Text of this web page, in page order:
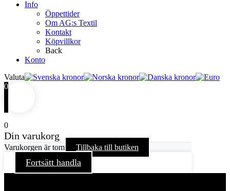
Info
Öppettider
Om AG:s Textil
Kontakt
Köpvillkor
Back
Konto
Valuta
0
0
Din varukorg
Varukorgen är tom Tillbaka till butiken
Fortsätt handla